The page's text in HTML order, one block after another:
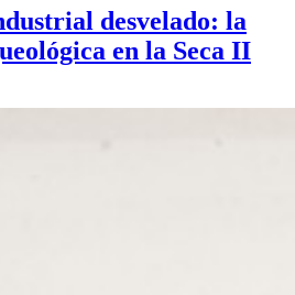
desvelado: la
en la Seca II